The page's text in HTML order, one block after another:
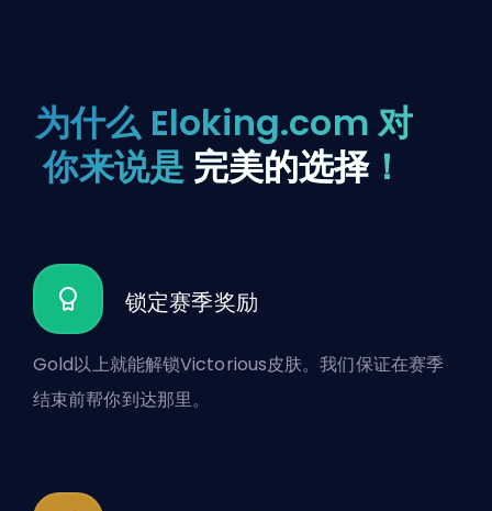
为什么 Eloking.com 对
你来说是 完美的选择！
锁定赛季奖励
Gold以上就能解锁Victorious皮肤。我们保证在赛季
结束前帮你到达那里。